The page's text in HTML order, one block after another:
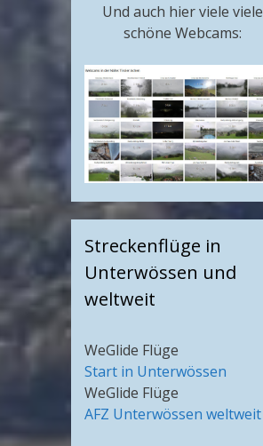
Und auch hier viele viele
schöne Webcams:
Streckenflüge in
Unterwössen und
weltweit
WeGlide Flüge
Start in Unterwössen
WeGlide Flüge
AFZ Unterwössen weltweit